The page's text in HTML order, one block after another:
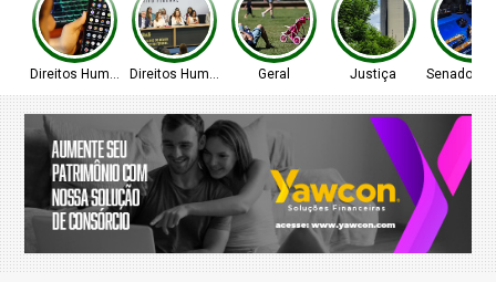
Direitos HumanosDireitos Humanos Geral Justiça Senado